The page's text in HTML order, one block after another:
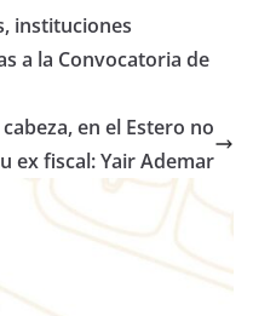
instituciones
a la Convocatoria de
en el Estero no
ex fiscal: Yair Ademar